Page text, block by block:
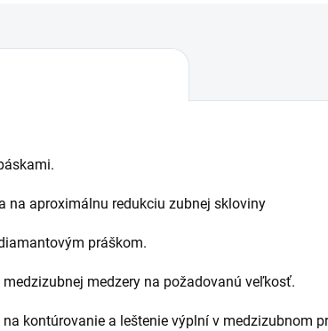
na aproximálnu redukciu zubnej skloviny
práškom.
medzery na požadovanú veľkosť.
kontúrovanie a leštenie výplní v medzizubnom